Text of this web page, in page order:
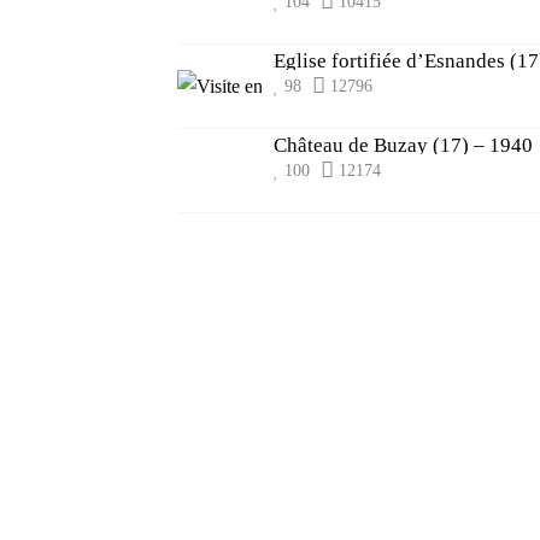
Eglise fortifiée d’Esnandes
98 12796
Château de Buzay (17) – 1940
100 12174